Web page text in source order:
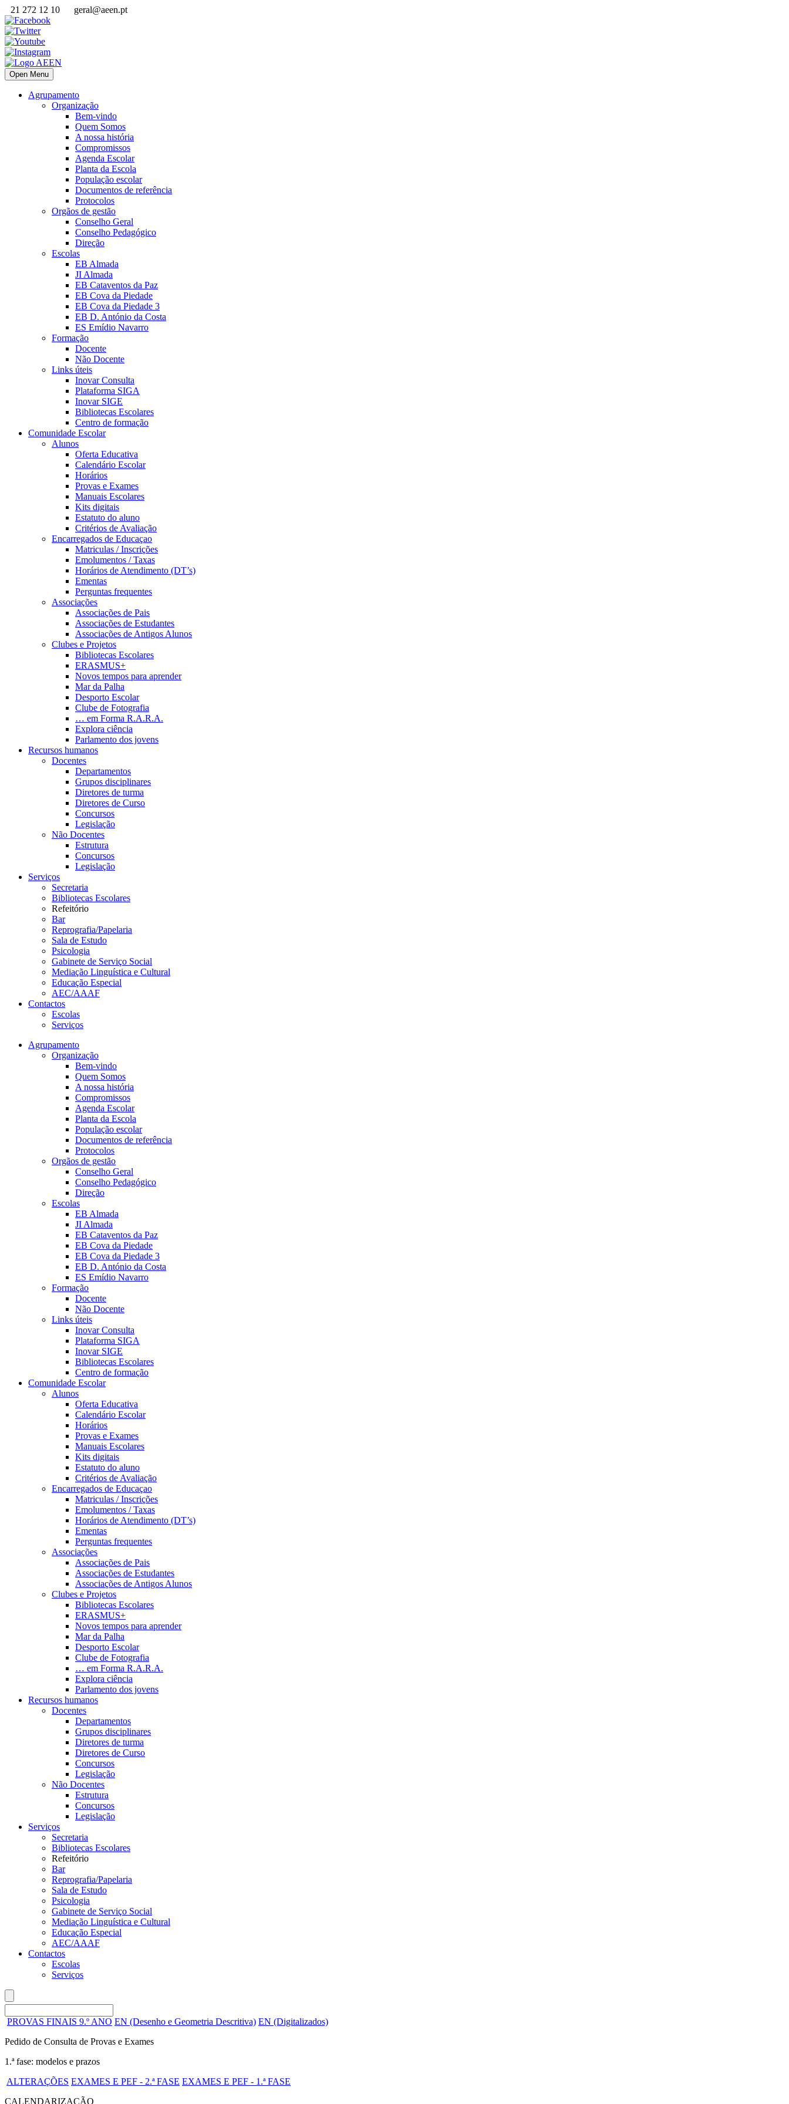
21 272 12 10 geral@aeen.pt
Open Menu
Agrupamento
Organização
Bem-vindo
Quem Somos
A nossa história
Compromissos
Agenda Escolar
Planta da Escola
População escolar
Documentos de referência
Protocolos
Orgãos de gestão
Conselho Geral
Conselho Pedagógico
Direção
Escolas
EB Almada
JI Almada
EB Cataventos da Paz
EB Cova da Piedade
EB Cova da Piedade 3
EB D. António da Costa
ES Emídio Navarro
Formação
Docente
Não Docente
Links úteis
Inovar Consulta
Plataforma SIGA
Inovar SIGE
Bibliotecas Escolares
Centro de formação
Comunidade Escolar
Alunos
Oferta Educativa
Calendário Escolar
Horários
Provas e Exames
Manuais Escolares
Kits digitais
Estatuto do aluno
Critérios de Avaliação
Encarregados de Educaçao
Matriculas / Inscrições
Emolumentos / Taxas
Horários de Atendimento (DT’s)
Ementas
Perguntas frequentes
Associações
Associações de Pais
Associações de Estudantes
Associações de Antigos Alunos
Clubes e Projetos
Bibliotecas Escolares
ERASMUS+
Novos tempos para aprender
Mar da Palha
Desporto Escolar
Clube de Fotografia
… em Forma R.A.R.A.
Explora ciência
Parlamento dos jovens
Recursos humanos
Docentes
Departamentos
Grupos disciplinares
Diretores de turma
Diretores de Curso
Concursos
Legislação
Não Docentes
Estrutura
Concursos
Legislação
Serviços
Secretaria
Bibliotecas Escolares
Refeitório
Bar
Reprografia/Papelaria
Sala de Estudo
Psicologia
Gabinete de Serviço Social
Mediação Linguística e Cultural
Educação Especial
AEC/AAAF
Contactos
Escolas
Serviços
Agrupamento
Organização
Bem-vindo
Quem Somos
A nossa história
Compromissos
Agenda Escolar
Planta da Escola
População escolar
Documentos de referência
Protocolos
Orgãos de gestão
Conselho Geral
Conselho Pedagógico
Direção
Escolas
EB Almada
JI Almada
EB Cataventos da Paz
EB Cova da Piedade
EB Cova da Piedade 3
EB D. António da Costa
ES Emídio Navarro
Formação
Docente
Não Docente
Links úteis
Inovar Consulta
Plataforma SIGA
Inovar SIGE
Bibliotecas Escolares
Centro de formação
Comunidade Escolar
Alunos
Oferta Educativa
Calendário Escolar
Horários
Provas e Exames
Manuais Escolares
Kits digitais
Estatuto do aluno
Critérios de Avaliação
Encarregados de Educaçao
Matriculas / Inscrições
Emolumentos / Taxas
Horários de Atendimento (DT’s)
Ementas
Perguntas frequentes
Associações
Associações de Pais
Associações de Estudantes
Associações de Antigos Alunos
Clubes e Projetos
Bibliotecas Escolares
ERASMUS+
Novos tempos para aprender
Mar da Palha
Desporto Escolar
Clube de Fotografia
… em Forma R.A.R.A.
Explora ciência
Parlamento dos jovens
Recursos humanos
Docentes
Departamentos
Grupos disciplinares
Diretores de turma
Diretores de Curso
Concursos
Legislação
Não Docentes
Estrutura
Concursos
Legislação
Serviços
Secretaria
Bibliotecas Escolares
Refeitório
Bar
Reprografia/Papelaria
Sala de Estudo
Psicologia
Gabinete de Serviço Social
Mediação Linguística e Cultural
Educação Especial
AEC/AAAF
Contactos
Escolas
Serviços
PROVAS FINAIS 9.º ANO EN (Desenho e Geometria Descritiva) EN (Digitalizados)
Pedido de Consulta de Provas e Exames
1.ª fase: modelos e prazos
ALTERAÇÕES EXAMES E PEF - 2.ª FASE EXAMES E PEF - 1.ª FASE
CALENDARIZAÇÃO